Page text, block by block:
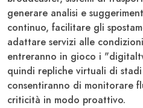
generare analisi e
continuo, facilitare gli
adattare servizi alle
entreranno in gioco i
quindi repliche virtuali di
consentiranno di monitorare
criticità in modo proattivo.